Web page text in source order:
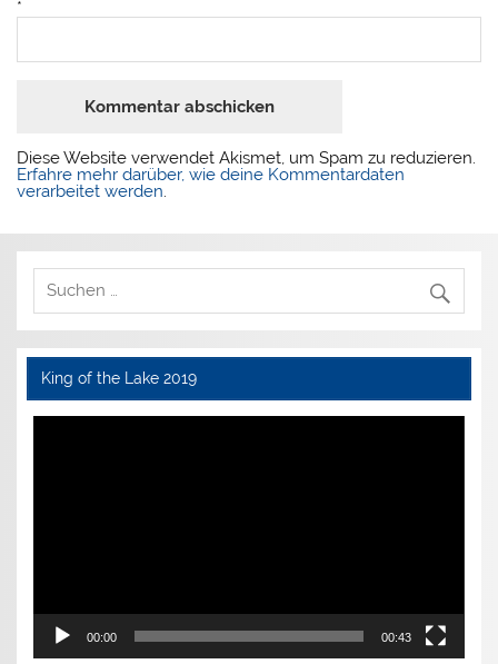
*
Diese Website verwendet Akismet, um Spam zu reduzieren.
Erfahre mehr darüber, wie deine Kommentardaten
verarbeitet werden.
King of the Lake 2019
Video-
00:00 00:43